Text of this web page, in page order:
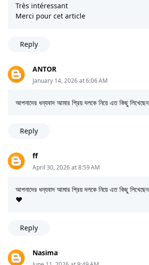
Très intéressant
Merci pour cet article
Reply
ANTOR
January 14, 2026 at 6:06 AM
আপনাদের ধন্যবাদ আমার প্রিয় দলকে নিয়ে এত কিছু লিখেছেন
Reply
ff
April 30, 2026 at 8:59 AM
আপনাদের ধন্যবাদ আমার প্রিয় দলকে নিয়ে এত কিছু লিখেছেন
❤
Reply
Nasima